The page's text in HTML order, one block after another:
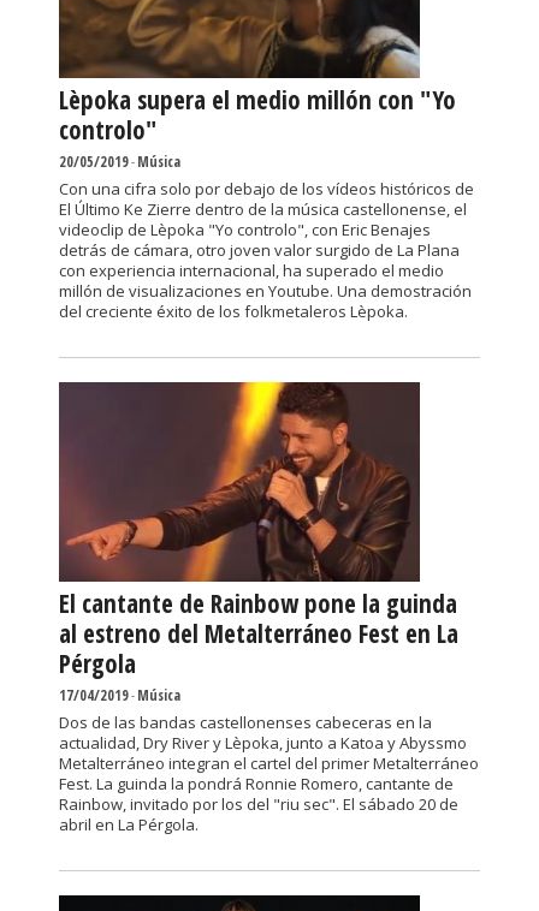
Lèpoka supera el medio millón con "Yo
controlo"
20/05/2019-Música
Con una cifra solo por debajo de los vídeos históricos de
El Último Ke Zierre dentro de la música castellonense, el
videoclip de Lèpoka "Yo controlo", con Eric Benajes
detrás de cámara, otro joven valor surgido de La Plana
con experiencia internacional, ha superado el medio
millón de visualizaciones en Youtube. Una demostración
del creciente éxito de los folkmetaleros Lèpoka.
El cantante de Rainbow pone la guinda
al estreno del Metalterráneo Fest en La
Pérgola
17/04/2019-Música
Dos de las bandas castellonenses cabeceras en la
actualidad, Dry River y Lèpoka, junto a Katoa y Abyssmo
Metalterráneo integran el cartel del primer Metalterráneo
Fest. La guinda la pondrá Ronnie Romero, cantante de
Rainbow, invitado por los del "riu sec". El sábado 20 de
abril en La Pérgola.